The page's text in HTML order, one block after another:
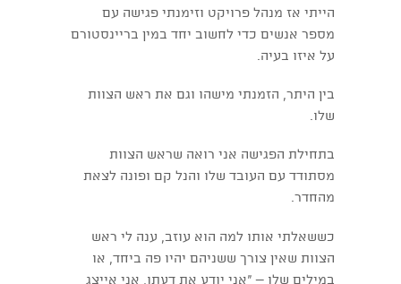
הייתי אז מנהל פרויקט וזימנתי פגישה עם
מספר אנשים כדי לחשוב יחד במין בריינסטורם
על איזו בעיה.
בין היתר, הזמנתי מישהו וגם את ראש הצוות
שלו.
בתחילת הפגישה אני רואה שראש הצוות
מסתודד עם העובד שלו והנל קם ופונה לצאת
מהחדר.
כששאלתי אותו למה הוא עוזב, ענה לי ראש
הצוות שאין צורך ששניהם יהיו פה ביחד, או
במילים שלו – "אני יודע את דעתו, אני אייצג